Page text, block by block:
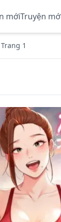
mớiTruyện
Trang 1